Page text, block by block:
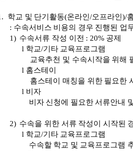
학교 및 단기활동(온라인/오프라인)/
: 수속서비스 비용의 경우 진행된 업
1) 수속서류 작성 이전 : 20% 공제
l 학교/기타 교육프로그램
교육추천 및 수속시작을 위해
l 홈스테이
홈스테이
매칭을 위한 필요한
l 비자
비자 신청에 필요한 서류안내
2) 수속을 위한 서류 작성이 시작된
l 학교/기타 교육프로그램
수속할 학교 및 교육프로그램